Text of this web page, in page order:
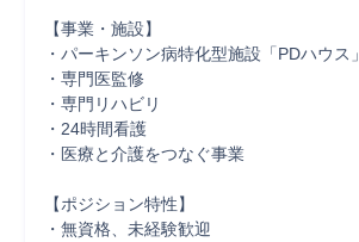
【事業・施設】
・パーキンソン病特化型施設「PDハウス」
・専門医監修
・専門リハビリ
・24時間看護
・医療と介護をつなぐ事業
【ポジション特性】
・無資格、未経験歓迎